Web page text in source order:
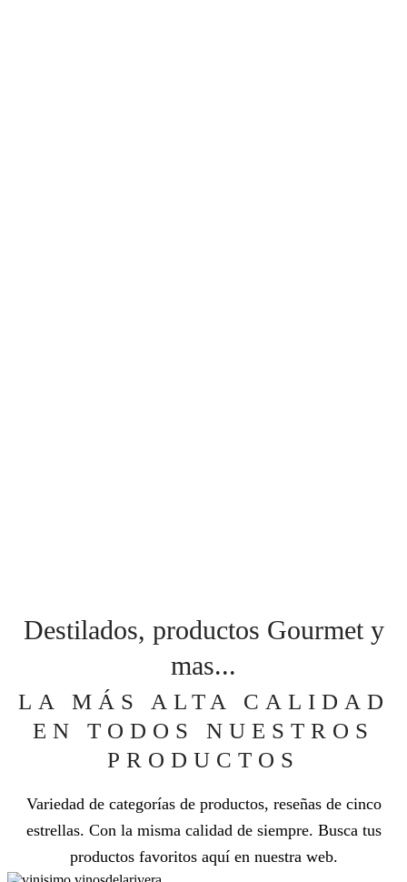
Destilados, productos Gourmet y
mas...
LA MÁS ALTA CALIDAD
EN TODOS NUESTROS
PRODUCTOS
Variedad de categorías de productos, reseñas de cinco
estrellas. Con la misma calidad de siempre. Busca tus
productos favoritos aquí en nuestra web.